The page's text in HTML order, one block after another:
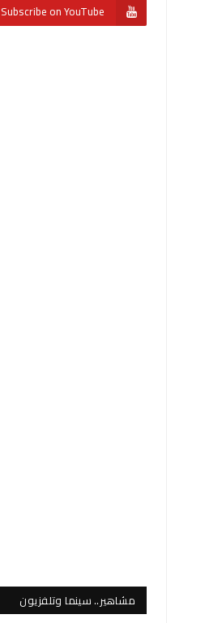
Subscribe on YouTube
مشاهير.. سينما وتلفزيون